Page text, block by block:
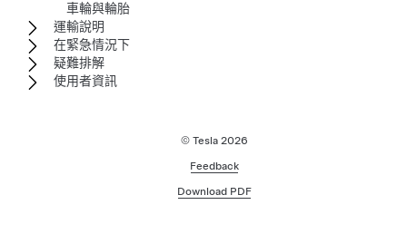
車輪與輪胎
運輸說明
在緊急情況下
疑難排解
使用者資訊
© Tesla 2026
Feedback
Download PDF